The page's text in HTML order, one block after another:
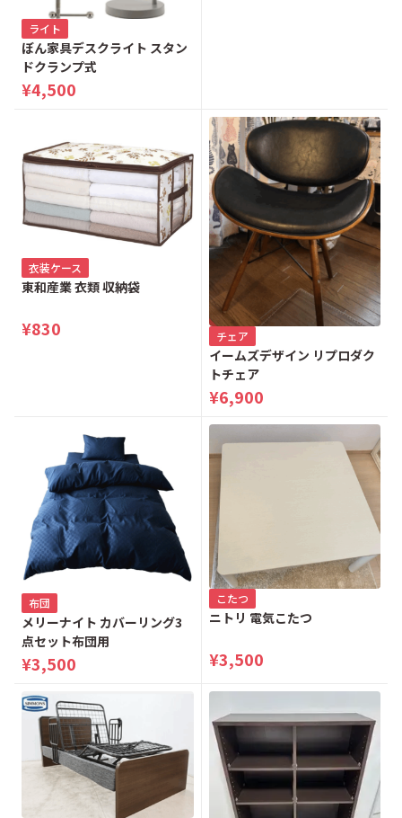
ライト
ぼん家具デスクライト スタン
ドクランプ式
¥4,500
衣装ケース
東和産業 衣類 収納袋
¥830 チェア
イームズデザイン リプロダク
トチェア
¥6,900
布団
メリーナイト カバーリング3
点セット布団用
¥3,500
こたつ
ニトリ 電気こたつ
¥3,500